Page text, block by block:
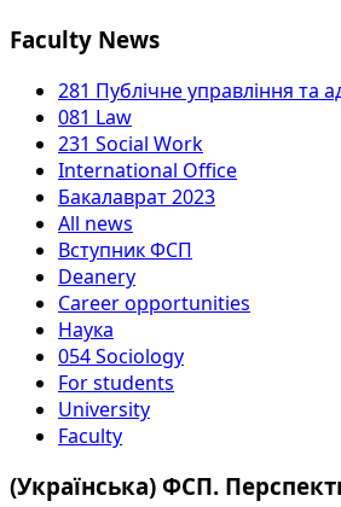
Faculty News
281 Публічне управління та
081 Law
231 Social Work
International Office
Бакалаврат 2023
All news
Вступник ФСП
Deanery
Career opportunities
Наука
054 Sociology
For students
University
Faculty
(Українська) ФСП.